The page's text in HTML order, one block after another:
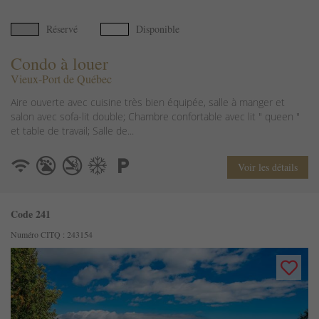
Réservé Disponible
Condo à louer
Vieux-Port de Québec
Aire ouverte avec cuisine très bien équipée, salle à manger et
salon avec sofa-lit double; Chambre confortable avec lit " queen "
et table de travail; Salle de...
Voir les détails
Code 241
Numéro CITQ : 243154